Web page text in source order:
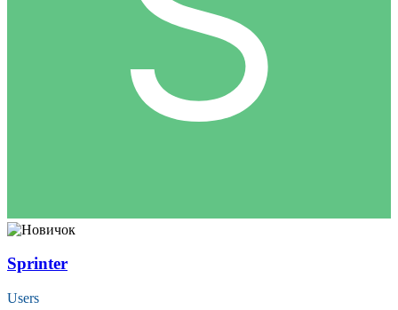
Sprinter
Users